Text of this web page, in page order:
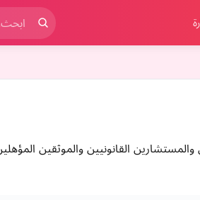
القانونيين والموثقين